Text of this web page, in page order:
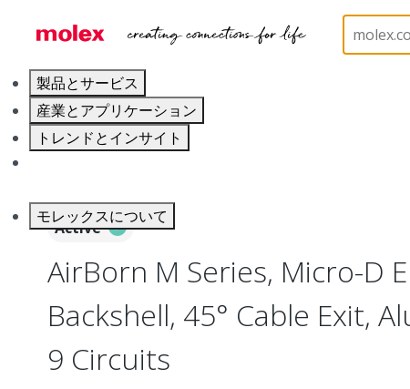
製品とサービス
産業とアプリケーション
トレンドとインサイト
モレックスについて
Micro-D,
Active
AirBorn M Series, Micro-D
Backshell, 45° Cable Exit,
9 Circuits